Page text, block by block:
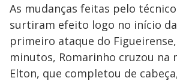
As mudanças feitas pelo
surtiram efeito logo no início
primeiro ataque do
minutos, Romarinho cruzou na
Elton, que completou de